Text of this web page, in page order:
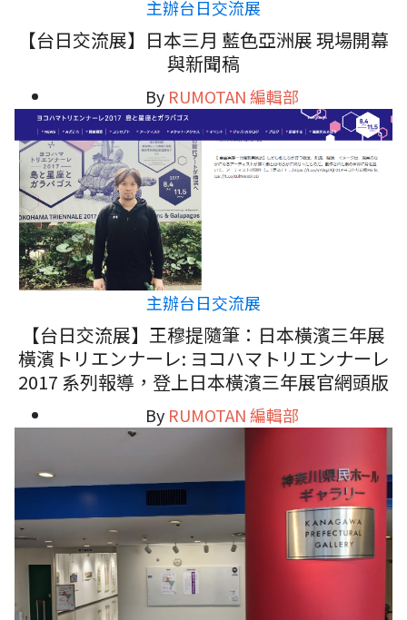
主辦台日交流展
【台日交流展】日本三月 藍色亞洲展 現場開幕
與新聞稿
By RUMOTAN 編輯部
主辦台日交流展
【台日交流展】王穆提隨筆：日本橫濱三年展
橫濱トリエンナーレ: ヨコハマトリエンナーレ
2017 系列報導，登上日本橫濱三年展官網頭版
By RUMOTAN 編輯部